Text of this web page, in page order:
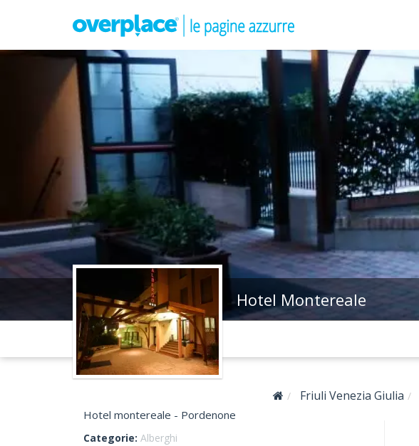
Hotel Montereale
Friuli Venezia Giulia
Hotel montereale - Pordenone
Categorie: Alberghi